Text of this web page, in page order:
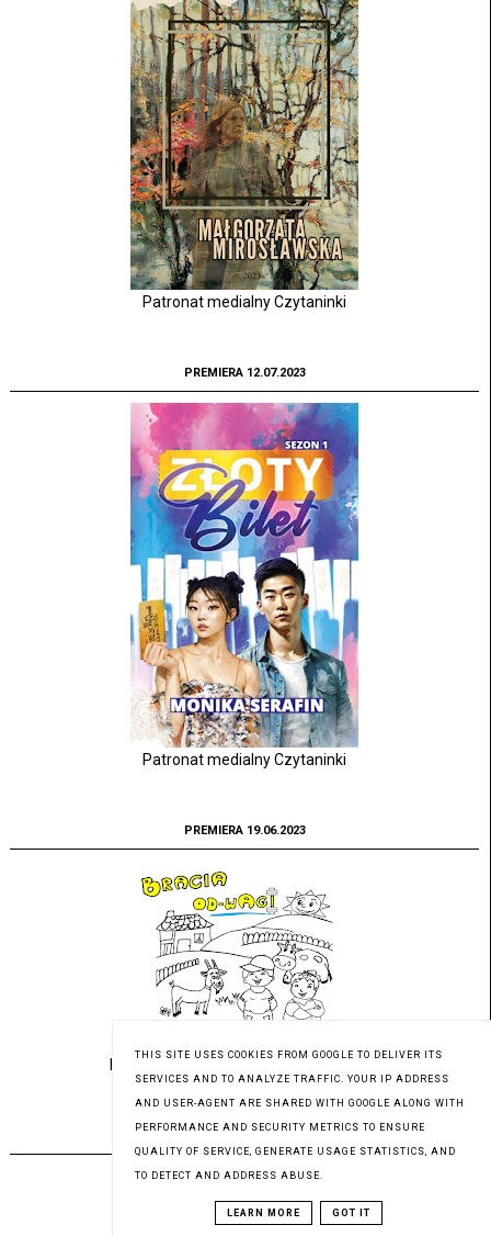
Patronat medialny Czytaninki
PREMIERA 12.07.2023
Patronat medialny Czytaninki
PREMIERA 19.06.2023
THIS SITE USES COOKIES FROM GOOGLE TO DELIVER ITS
SERVICES AND TO ANALYZE TRAFFIC. YOUR IP ADDRESS
AND USER-AGENT ARE SHARED WITH GOOGLE ALONG WITH
PERFORMANCE AND SECURITY METRICS TO ENSURE
QUALITY OF SERVICE, GENERATE USAGE STATISTICS, AND
TO DETECT AND ADDRESS ABUSE.
LEARN MORE GOT IT